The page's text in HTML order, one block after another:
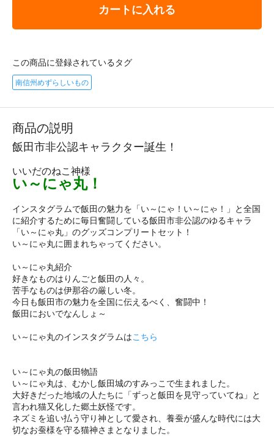
カートに入れる
この商品に登録されているタグ
南信州めずらしいもの
商品の説明
飯田市非公認キャラクター誕生！
いいだのねこ神様
い～にゃ丸！
インスタグラムで飯田の魅力を「い～にゃ！い～にゃ！」と全国
に紹介するために毎日奮闘している飯田市非公認のゆるキャラ
「い～にゃ丸」のグッズコンプリートセット！
い～にゃ丸に囲まれちゃってください。
い～にゃ丸紹介
好きなものはりんごと飯田の人々。
苦手なものは伊那谷の厳しい冬。
今日も飯田市の魅力を全国に伝えるべく、奮闘中！
飯田においでなんしょ～
い～にゃ丸のインスタグラムはこちら
い～にゃ丸の飯田物語
い～にゃ丸は、むかし飯田城のすみっこで生まれました。
大好きだった地域の人たちに「ずっと飯田を見守っていてね」と
言われ猫又化した郷土妖怪です。
ネズミを追い払う守り神として愛され、養蚕が盛んな時代には大
切なお蚕様を守る猫神さまとなりました。